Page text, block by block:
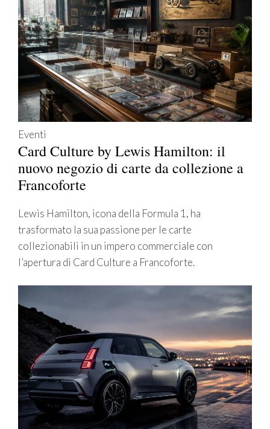
Eventi
Card Culture by Lewis Hamilton: il
nuovo negozio di carte da collezione a
Francoforte
Lewis Hamilton, icona della Formula 1, ha
trasformato la sua passione per le carte
collezionabili in un impero commerciale con
l’apertura di Card Culture a Francoforte.